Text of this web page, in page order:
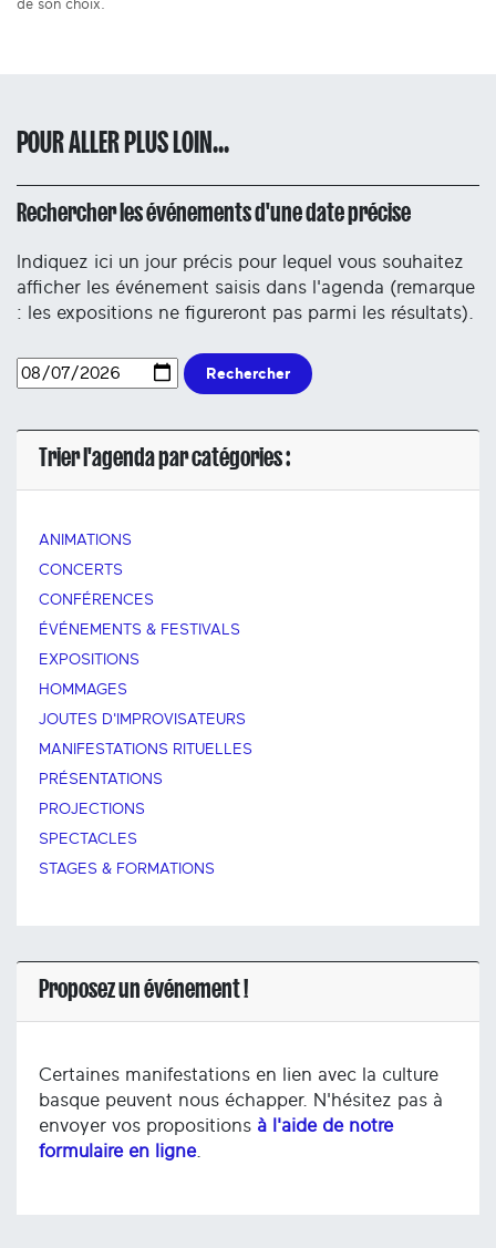
de son choix.
POUR ALLER PLUS LOIN...
Rechercher les événements d'une date précise
Indiquez ici un jour précis pour lequel vous souhaitez
afficher les événement saisis dans l'agenda (remarque
: les expositions ne figureront pas parmi les résultats).
Rechercher
Trier l'agenda par catégories :
ANIMATIONS
CONCERTS
CONFÉRENCES
ÉVÉNEMENTS & FESTIVALS
EXPOSITIONS
HOMMAGES
JOUTES D'IMPROVISATEURS
MANIFESTATIONS RITUELLES
PRÉSENTATIONS
PROJECTIONS
SPECTACLES
STAGES & FORMATIONS
Proposez un événement !
Certaines manifestations en lien avec la culture
basque peuvent nous échapper. N'hésitez pas à
envoyer vos propositions à l'aide de notre
formulaire en ligne.